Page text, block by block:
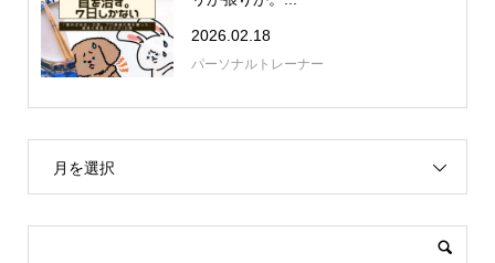
2026.02.18
パーソナルトレーナー
月を選択